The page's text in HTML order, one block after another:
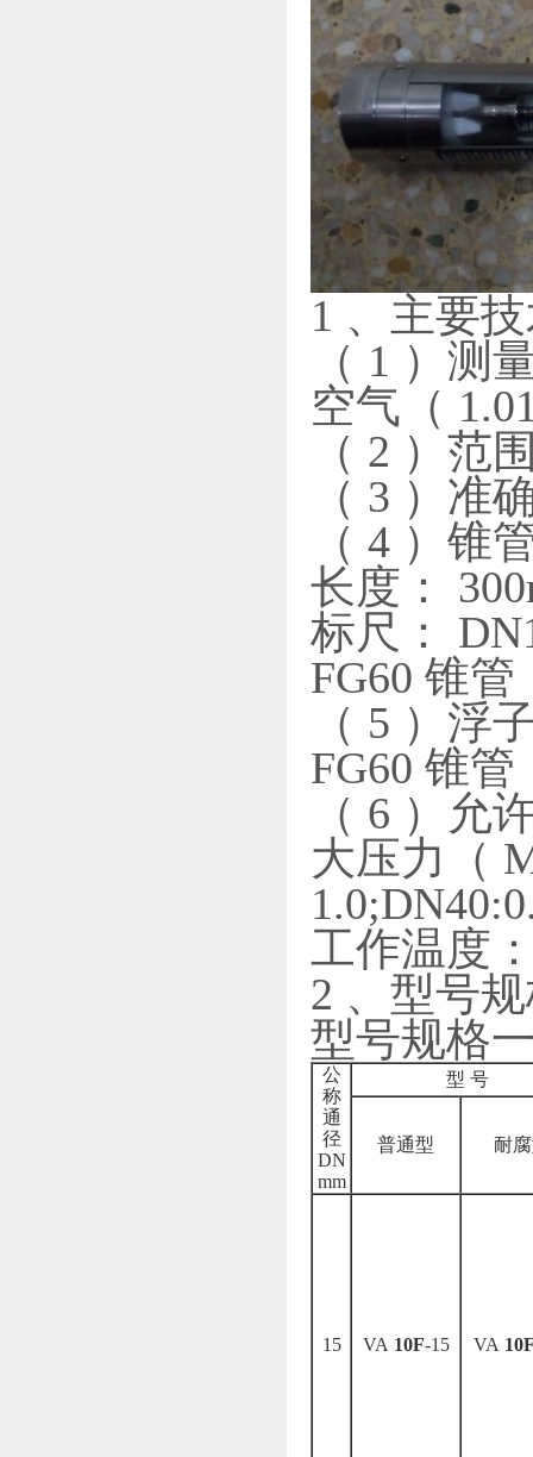
1 、主要
（ 1 ）测
空气（
（ 2 ）范
（ 3 ）准
（ 4 ）锥
长度：
标尺：
FG60 锥
（ 5 ）浮
FG60 锥
（ 6 ）允
大压力（
工作温度
2 、型号
型号规格
公
称
通
径
DN
mm
型 号
普通型 耐
15 VA 10F-15 VA